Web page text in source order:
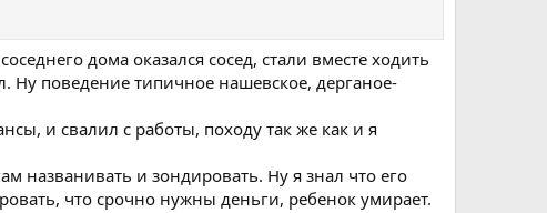
дома оказался сосед, стали вместе ходить
Ну поведение типичное нашевское, дерганое-
и свалил с работы, походу так же как и я
названивать и зондировать. Ну я знал что его
что срочно нужны деньги, ребенок умирает.